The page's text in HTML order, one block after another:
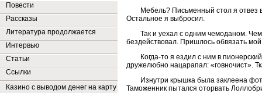
Повести
Рассказы
Литература продолжается
Интервью
Статьи
Ссылки
Казино с выводом денег на карту
Мебель? Письменный стол я отвез
Остальное я выбросил.
Так и уехал с одним чемоданом.
бездействовал. Пришлось обвязать
Когда-то я ездил с ним в
дружелюбно нацарапал: «говночист».
Изнутри крышка была заклеена
Таможенник пытался оторвать